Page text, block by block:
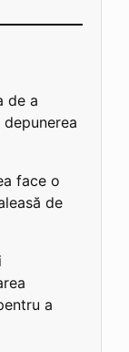
de a
face o
de
a